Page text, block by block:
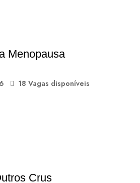
Menopausa
18 Vagas disponíveis
Crus